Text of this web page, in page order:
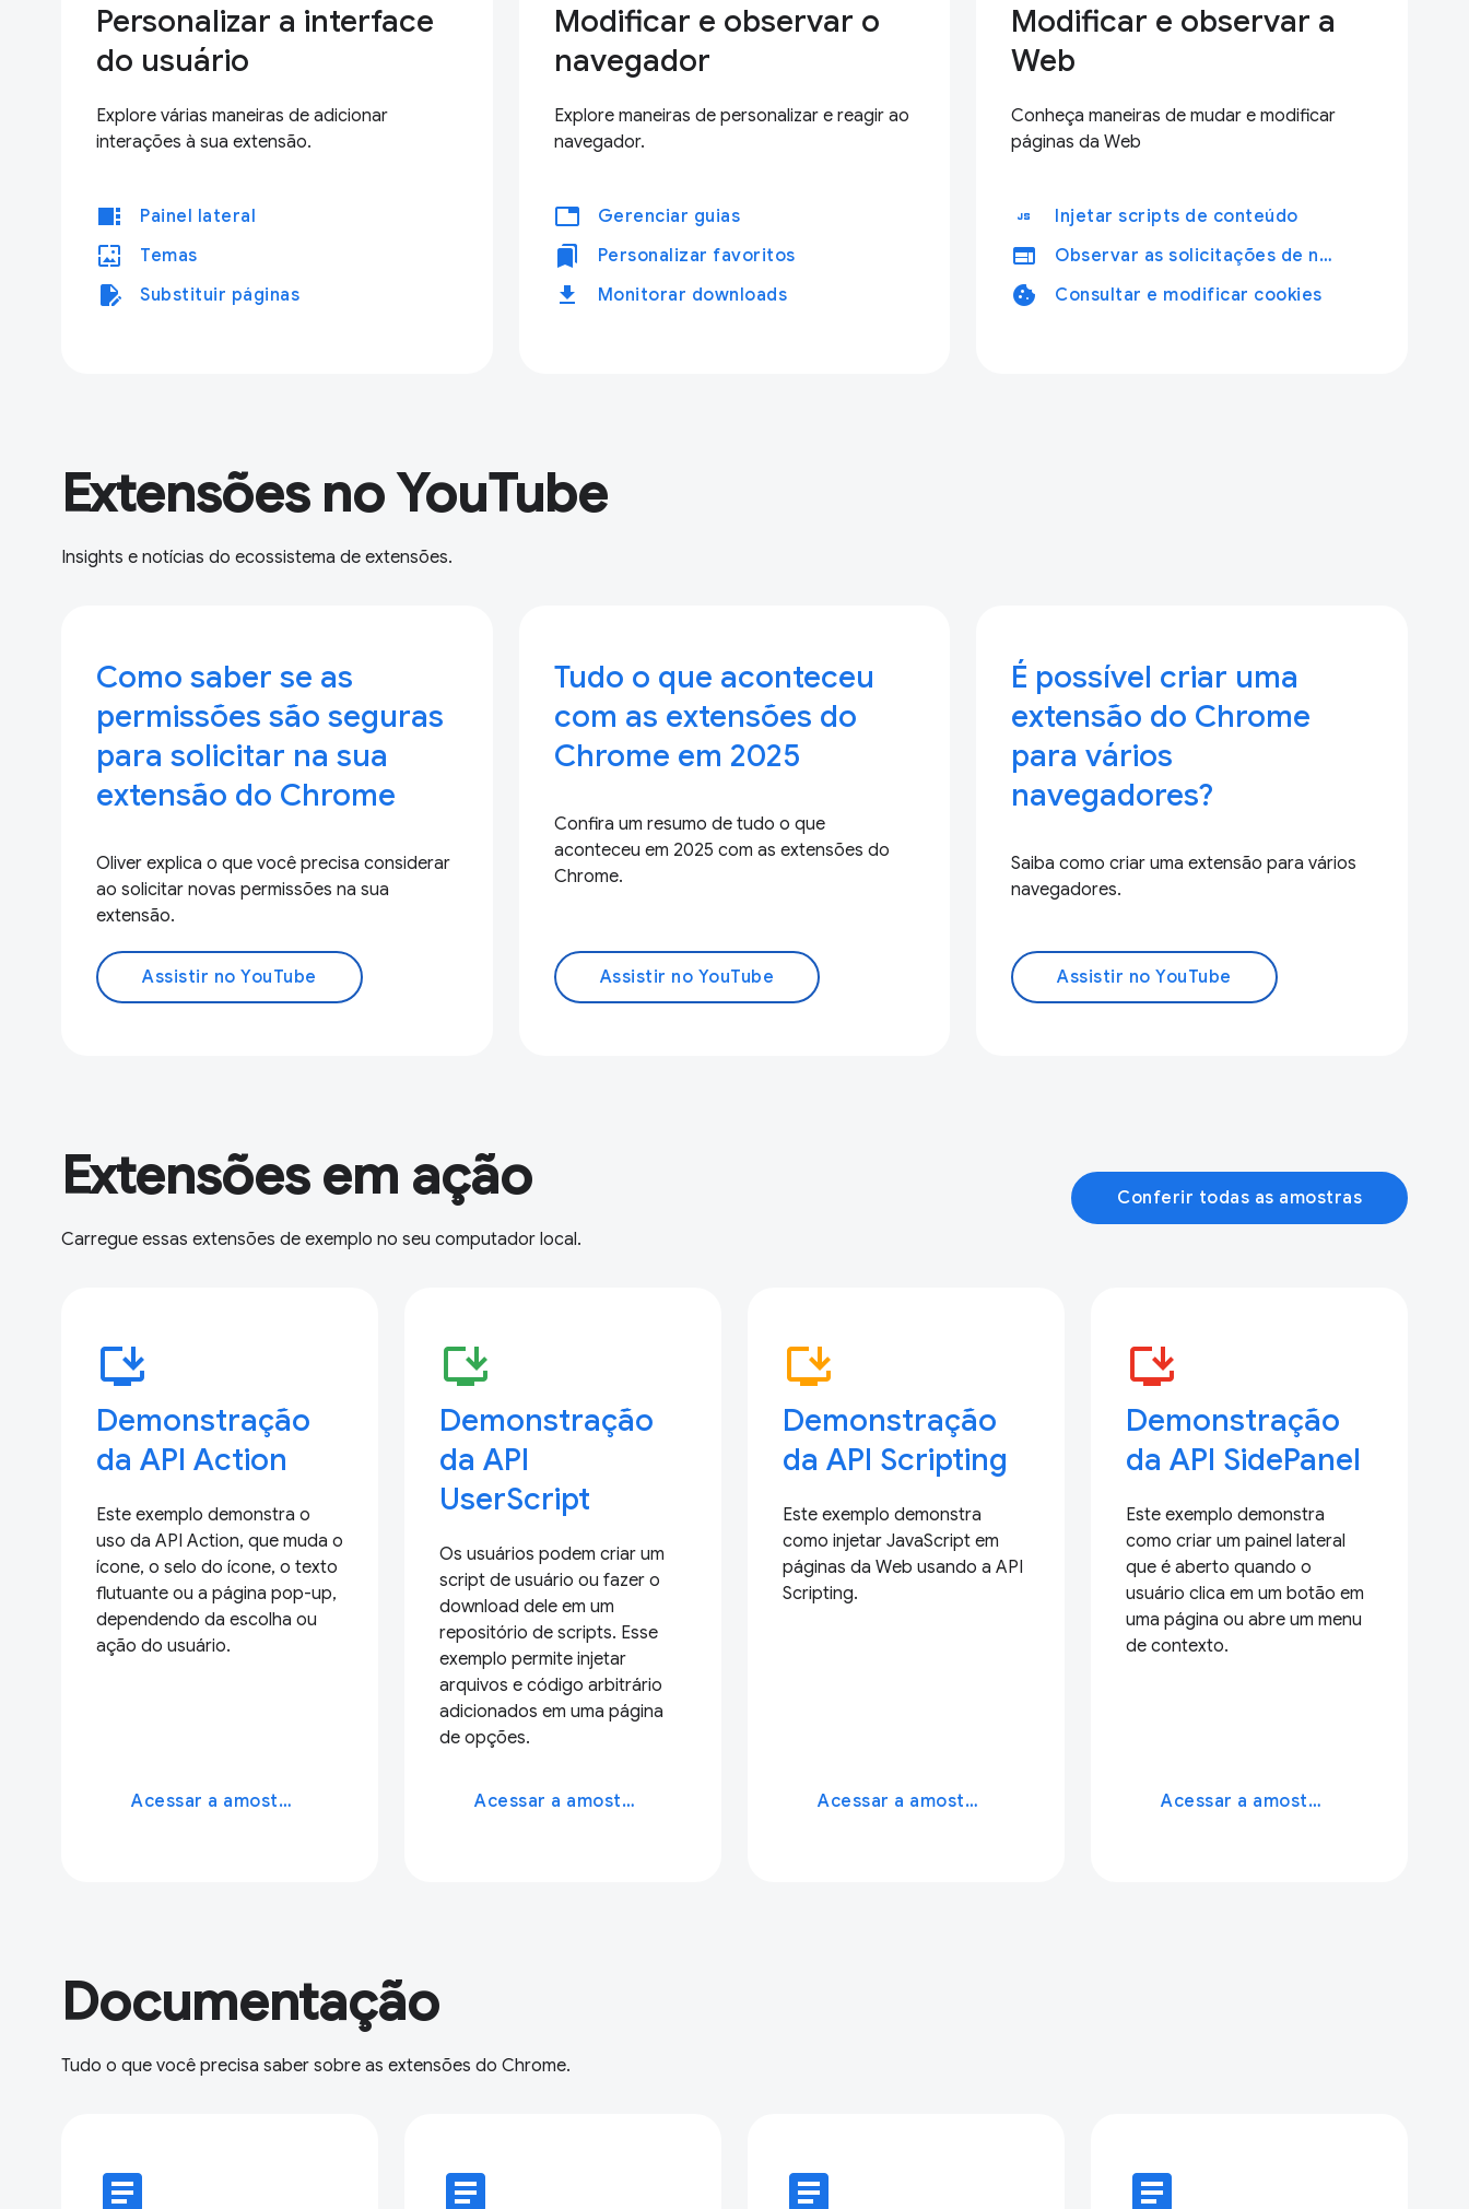
Personalizar a interface
do usuário
Explore várias maneiras de adicionar
interações à sua extensão.
view_sidebar Painel lateral
wallpaper Temas
edit_document Substituir páginas
Modificar e observar o
navegador
Explore maneiras de personalizar e reagir ao
navegador.
tabsGerenciar guias
bookmarks Personalizar favoritos
download Monitorar downloads
Modificar e observar a
Web
Conheça maneiras de mudar e modificar
páginas da Web
javascript Injetar scripts de conteúdo
web Observar as solicitações de navegação da Web
cookie Consultar e modificar cookies
Extensões no YouTube
Insights e notícias do ecossistema de extensões.
Como saber se as
permissões são seguras
para solicitar na sua
extensão do Chrome
Oliver explica o que você precisa considerar
ao solicitar novas permissões na sua
extensão.
Assistir no YouTube
Tudo o que aconteceu
com as extensões do
Chrome em 2025
Confira um resumo de tudo o que
aconteceu em 2025 com as extensões do
Chrome.
Assistir no YouTube
É possível criar uma
extensão do Chrome
para vários
navegadores?
Saiba como criar uma extensão para vários
navegadores.
Assistir no YouTube
Extensões em ação
Carregue essas extensões de exemplo no seu computador local.
Conferir todas as amostras
install_desktop
Demonstração
da API Action
Este exemplo demonstra o
uso da API Action, que muda o
ícone, o selo do ícone, o texto
flutuante ou a página pop-up,
dependendo da escolha ou
ação do usuário.
Acessar a amostra
install_desktop
Demonstração
da API
UserScript
Os usuários podem criar um
script de usuário ou fazer o
download dele em um
repositório de scripts. Esse
exemplo permite injetar
arquivos e código arbitrário
adicionados em uma página
de opções.
Acessar a amostra
install_desktop
Demonstração
da API Scripting
Este exemplo demonstra
como injetar JavaScript em
páginas da Web usando a API
Scripting.
Acessar a amostra
install_desktop
Demonstração
da API SidePanel
Este exemplo demonstra
como criar um painel lateral
que é aberto quando o
usuário clica em um botão em
uma página ou abre um menu
de contexto.
Acessar a amostra
Documentação
Tudo o que você precisa saber sobre as extensões do Chrome.
article article article article